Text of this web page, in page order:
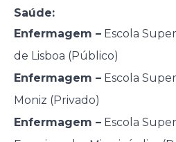
Saúde:
Enfermagem –Escola
de Lisboa (Público)
Enfermagem –Escola
Moniz (Privado)
Enfermagem –Escola